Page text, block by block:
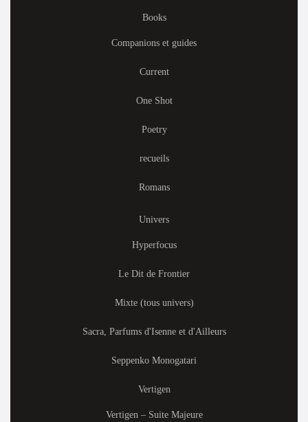
Books
Companions et guides
Current
One Shot
Poetry
recueils
Romans
Univers
Hyperfocus
Le Dit de Frontier
Mixte (tous univers)
Sacra, Parfums d'Isenne et d'Ailleurs
Seppenko Monogatari
Vertigen
Vertigen – Suite Majeure